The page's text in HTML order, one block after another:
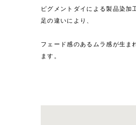
ピグメントダイによる製品染加
⾜の違いにより、
フェード感のあるムラ感が⽣ま
ます。